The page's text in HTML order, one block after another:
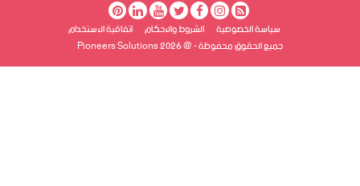
سياسة الخصوصية الشروط والاحكام اتفاقية الاستخدام
جميع الحقوق محفوظة - @ Pioneers Solutions 2026